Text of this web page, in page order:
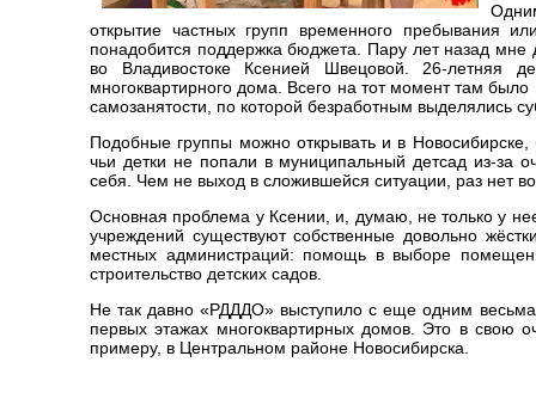
открытие частных групп временного пребывания
понадобится поддержка бюджета. Пару лет назад мне
во Владивостоке Ксенией Швецовой. 26-летняя
многоквартирного дома. Всего на тот момент там
самозанятости, по которой безработным выделялись
Подобные группы можно открывать и в
чьи детки не попали в муниципальный детсад из-за
себя. Чем не выход в сложившейся ситуации, раз нет
Основная проблема у Ксении, и, думаю, не только у
учреждений существуют собственные довольно
местных администраций: помощь в выборе
строительство детских садов.
Не так давно «РДДДО» выступило с еще одним
первых этажах многоквартирных домов. Это в свою
примеру, в Центральном районе Новосибирска.